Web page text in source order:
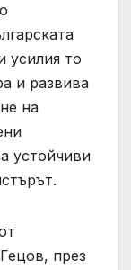
усилия то
и развива
на
устойчиви
през